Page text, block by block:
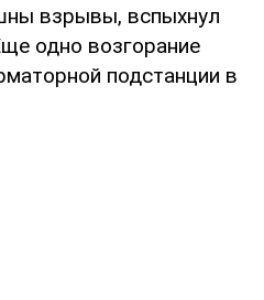
взрывы, вспыхнул
одно возгорание
подстанции в